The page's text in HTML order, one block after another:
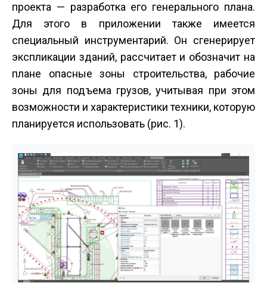
проекта — разработка его генерального плана.
Для этого в приложении также имеется
специальный инструментарий. Он сгенерирует
экспликации зданий, рассчитает и обозначит на
плане опасные зоны строительства, рабочие
зоны для подъема грузов, учитывая при этом
возможности и характеристики техники, которую
планируется использовать (рис. 1).